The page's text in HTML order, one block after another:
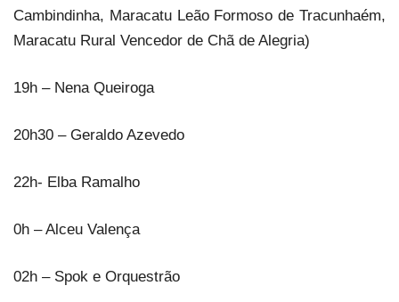
Cambindinha, Maracatu Leão Formoso de Tracunhaém,
Maracatu Rural Vencedor de Chã de Alegria)
19h – Nena Queiroga
20h30 – Geraldo Azevedo
22h- Elba Ramalho
0h – Alceu Valença
02h – Spok e Orquestrão